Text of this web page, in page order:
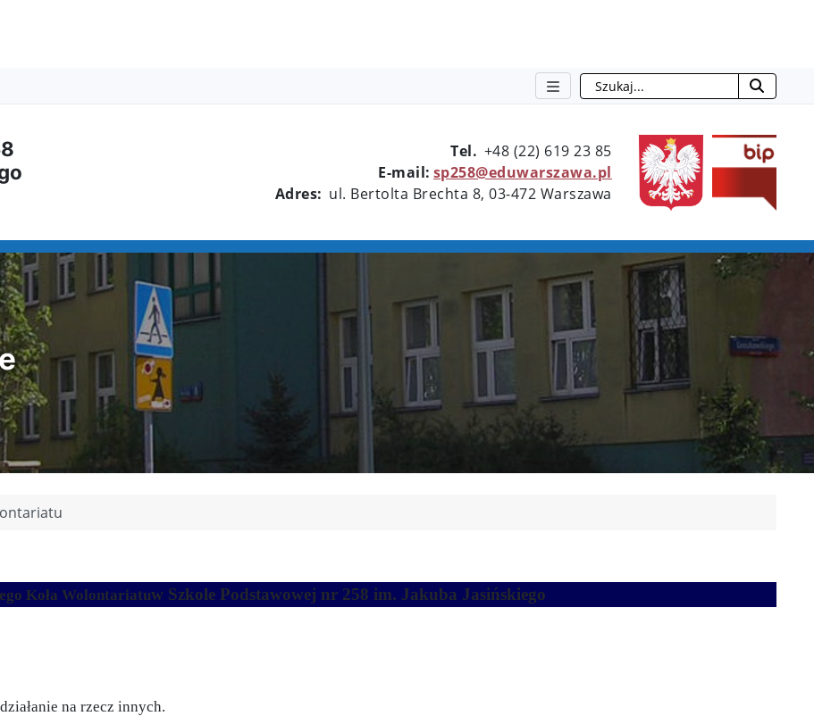
Szukaj
Tel. +48 (22) 619 23 85
E-mail: sp258@eduwarszawa.pl
Adres: ul. Bertolta Brechta 8, 03-472 Warszawa
Koła Wolontariatuw Szkole Podstawowej nr 258 im. Jakuba Jasińskiego
na rzecz innych.